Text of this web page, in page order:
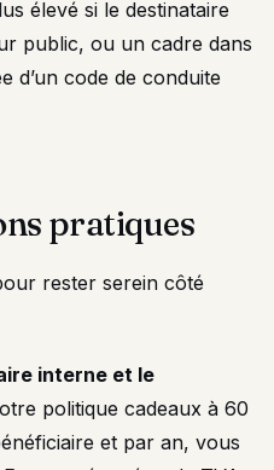
élevé si le destinataire
public, ou un cadre dans
d’un code de conduite
pratiques
rester serein côté
interne et le
politique cadeaux à 60
et par an, vous